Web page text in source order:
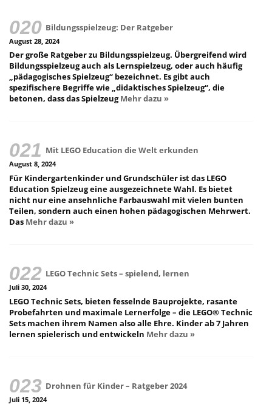
Bildungsspielzeug: Der Ratgeber
August 28, 2024
Der große Ratgeber zu Bildungsspielzeug. Übergreifend wird
Bildungsspielzeug auch als Lernspielzeug, oder auch häufig
„pädagogisches Spielzeug“ bezeichnet. Es gibt auch
spezifischere Begriffe wie „didaktisches Spielzeug“, die
betonen, dass das SpielzeugMehr dazu »
Mit LEGO Education die Welt erkunden
August 8, 2024
Für Kindergartenkinder und Grundschüler ist das LEGO
Education Spielzeug eine ausgezeichnete Wahl. Es bietet
nicht nur eine ansehnliche Farbauswahl mit vielen bunten
Teilen, sondern auch einen hohen pädagogischen Mehrwert.
Das Mehr dazu »
LEGO Technic Sets – spielend, lernen
Juli 30, 2024
LEGO Technic Sets, bieten fesselnde Bauprojekte, rasante
Probefahrten und maximale Lernerfolge – die LEGO® Technic
Sets machen ihrem Namen also alle Ehre. Kinder ab 7 Jahren
lernen spielerisch und entwickeln Mehr dazu »
Drohnen für Kinder – Ratgeber 2024
Juli 15, 2024